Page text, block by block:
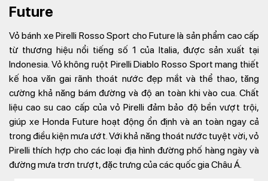
Future
Vỏ bánh xe Pirelli Rosso Sport cho Future là sản phẩm cao cấp
từ thương hiệu nổi tiếng số 1 của Italia, được sản xuất tại
Indonesia. Vỏ không ruột Pirelli Diablo Rosso Sport mang thiết
kế hoa văn gai rãnh thoát nước đẹp mắt và thể thao, tăng
cường khả năng bám đường và độ an toàn khi vào cua. Chất
liệu cao su cao cấp của vỏ Pirelli đảm bảo độ bền vượt trội,
giúp xe Honda Future hoạt động ổn định và an toàn ngay cả
trong điều kiện mưa ướt. Với khả năng thoát nước tuyệt vời, vỏ
Pirelli thích hợp cho các loại địa hình đường phố hàng ngày và
đường mưa trơn trượt, đặc trưng của các quốc gia Châu Á.